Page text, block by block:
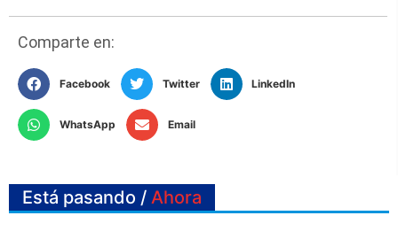
Comparte en:
Facebook Twitter LinkedIn
WhatsApp Email
Está pasando / Ahora